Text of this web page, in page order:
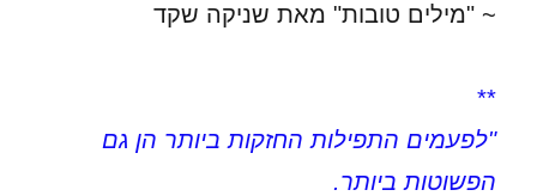
~ "מילים טובות" מאת שניקה שקד
**
"לפעמים התפילות החזקות ביותר הן גם
הפשוטות ביותר.